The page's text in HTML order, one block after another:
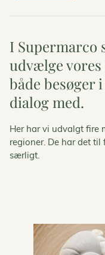
I Supermarco
udvælge
både besøger
dialog med.
Her har vi udvalgt fire
regioner. De har det
særligt.